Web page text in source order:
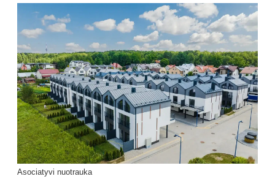
Asociatyvi nuotrauka